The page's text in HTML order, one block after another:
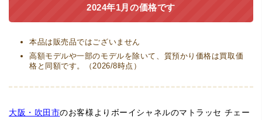
2024年1月の価格です
本品は販売品ではございません
高額モデルや一部のモデルを除いて、質預かり価格は買取価
格と同額です。（2026/8時点）
大阪・吹田市のお客様よりボーイシャネルのマトラッセ チェー